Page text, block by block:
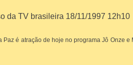
da TV brasileira 18/11/1997 12h10
Paz é atração de hoje no programa Jô Onze